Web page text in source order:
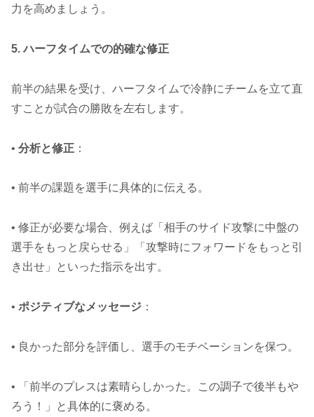
力を高めましょう。
5. ハーフタイムでの的確な修正
前半の結果を受け、ハーフタイムで冷静にチームを立て直
すことが試合の勝敗を左右します。
• 分析と修正 ：
• 前半の課題を選手に具体的に伝える。
• 修正が必要な場合、例えば「相手のサイド攻撃に中盤の
選手をもっと戻らせる」「攻撃時にフォワードをもっと引
き出せ」といった指示を出す。
• ポジティブなメッセージ ：
• 良かった部分を評価し、選手のモチベーションを保つ。
• 「前半のプレスは素晴らしかった。この調子で後半もや
ろう！」と具体的に褒める。